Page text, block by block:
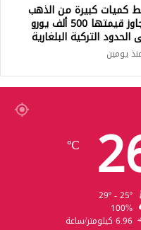
كميات كبيرة من الذهب
تتجاوز قيمتها 500 ألف يورو
الحدود التركية البلغارية
يومين
℃
100%
6.96 كيلومتر/ساعة